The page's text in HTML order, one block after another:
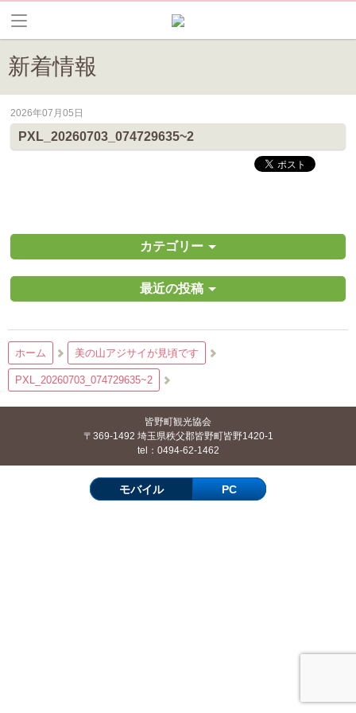
新着情報
皆野町のイベントやお祭り、花情報等の最新情報や観光協会会員情報
2026年07月05日
PXL_20260703_074729635~2
カテゴリー
最近の投稿
ホーム 美の山アジサイが見頃です
PXL_20260703_074729635~2
皆野町観光協会
〒369-1492 埼玉県秩父郡皆野町皆野1420-1
tel：0494-62-1462
モバイル PC